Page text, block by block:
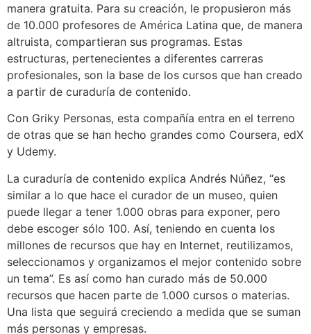
manera gratuita. Para su creación, le propusieron más
de 10.000 profesores de América Latina que, de manera
altruista, compartieran sus programas. Estas
estructuras, pertenecientes a diferentes carreras
profesionales, son la base de los cursos que han creado
a partir de curaduría de contenido.
Con Griky Personas, esta compañía entra en el terreno
de otras que se han hecho grandes como Coursera, edX
y Udemy.
La curaduría de contenido explica Andrés Núñez, “es
similar a lo que hace el curador de un museo, quien
puede llegar a tener 1.000 obras para exponer, pero
debe escoger sólo 100. Así, teniendo en cuenta los
millones de recursos que hay en Internet, reutilizamos,
seleccionamos y organizamos el mejor contenido sobre
un tema”. Es así como han curado más de 50.000
recursos que hacen parte de 1.000 cursos o materias.
Una lista que seguirá creciendo a medida que se suman
más personas y empresas.